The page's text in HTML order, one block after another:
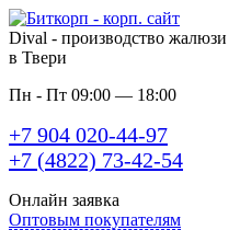
Dival - производство жалюзи
в Твери
Пн - Пт 09:00 — 18:00
+7 904 020-44-97
+7 (4822) 73-42-54
Онлайн заявка
Оптовым покупателям